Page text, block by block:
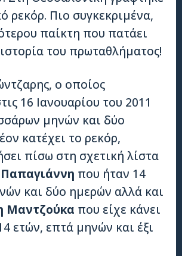
ρεκόρ. Πιο συγκεκριμένα,
παίκτη που πατάει
του πρωταθλήματος!
ο οποίος
16 Ιανουαρίου του 2011
μηνών και δύο
κατέχει το ρεκόρ,
πίσω στη σχετική λίστα
που ήταν 14
και δύο ημερών αλλά και
Μαντζούκα που είχε κάνει
ετών, επτά μηνών και έξι